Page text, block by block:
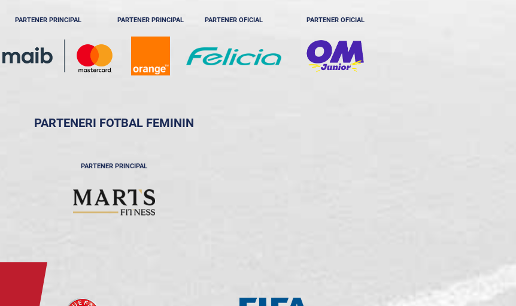
PARTENER PRINCIPAL PARTENER PRINCIPAL PARTENER OFICIAL PARTENER OFICIAL
PARTENERI FOTBAL FEMININ
PARTENER PRINCIPAL